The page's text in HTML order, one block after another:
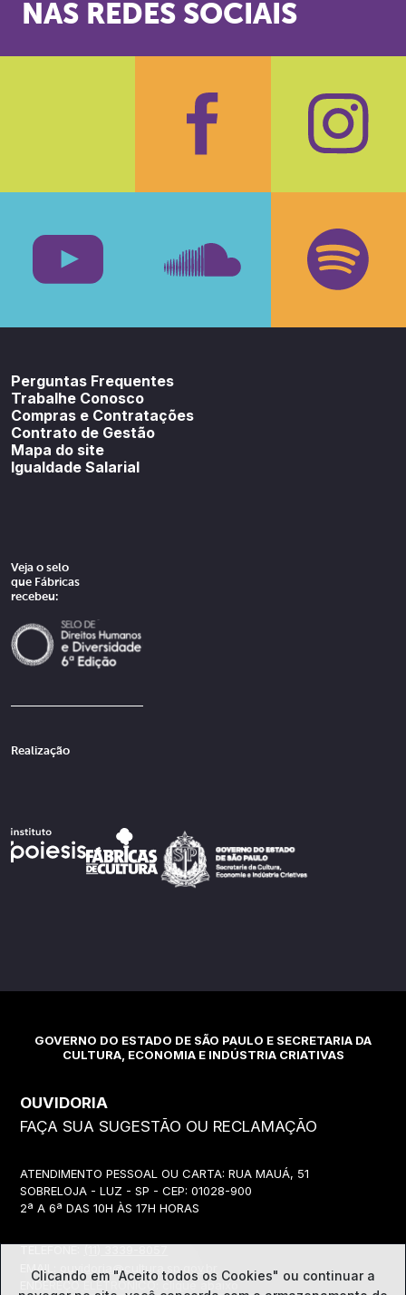
NAS REDES SOCIAIS
Facebook
Perguntas Frequentes
Trabalhe Conosco
Compras e Contratações
Contrato de Gestão
Mapa do site
Igualdade Salarial
Veja o selo
que Fábricas
recebeu:
Realização
GOVERNO DO ESTADO DE SÃO PAULO E SECRETARIA DA
CULTURA, ECONOMIA E INDÚSTRIA CRIATIVAS
OUVIDORIA
FAÇA SUA SUGESTÃO OU RECLAMAÇÃO
ATENDIMENTO PESSOAL OU CARTA: RUA MAUÁ, 51
SOBRELOJA - LUZ - SP - CEP: 01028-900
2ª A 6ª DAS 10H ÀS 17H HORAS
EMAIL:
ouvidoria@cultura.sp.gov.br
ENDEREÇO ELETRÔNICO: clique abaixo
Clicando em "Aceito todos os Cookies" ou continuar a